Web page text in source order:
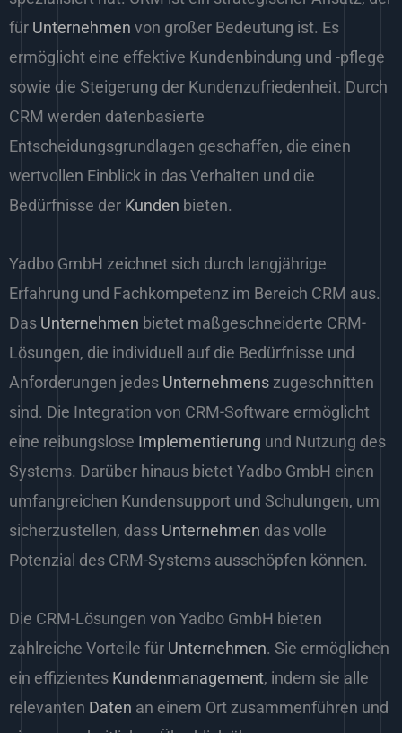
für Unternehmen von großer Bedeutung ist. Es
ermöglicht eine effektive Kundenbindung und -pflege
sowie die Steigerung der Kundenzufriedenheit. Durch
CRM werden datenbasierte
Entscheidungsgrundlagen geschaffen, die einen
wertvollen Einblick in das Verhalten und die
Bedürfnisse der Kunden bieten.
Yadbo GmbH zeichnet sich durch langjährige
Erfahrung und Fachkompetenz im Bereich CRM aus.
Das Unternehmen bietet maßgeschneiderte CRM-
Lösungen, die individuell auf die Bedürfnisse und
Anforderungen jedes Unternehmens zugeschnitten
sind. Die Integration von CRM-Software ermöglicht
eine reibungslose Implementierung und Nutzung des
Systems. Darüber hinaus bietet Yadbo GmbH einen
umfangreichen Kundensupport und Schulungen, um
sicherzustellen, dass Unternehmen das volle
Potenzial des CRM-Systems ausschöpfen können.
Die CRM-Lösungen von Yadbo GmbH bieten
zahlreiche Vorteile für Unternehmen. Sie ermöglichen
ein effizientes Kundenmanagement, indem sie alle
relevanten Daten an einem Ort zusammenführen und